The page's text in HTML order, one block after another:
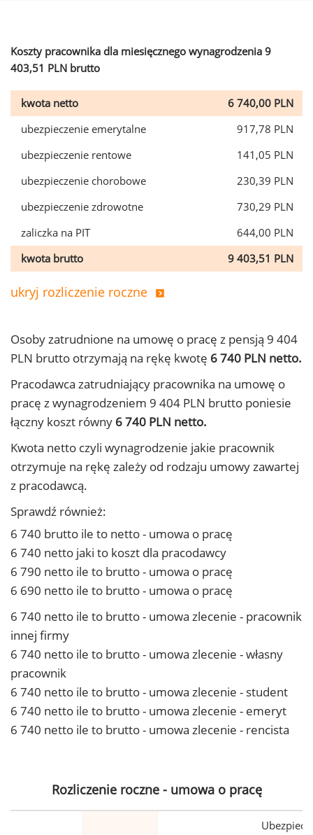
Koszty pracownika dla miesięcznego wynagrodzenia 9
403,51 PLN brutto
kwota netto
6 740,00 PLN
ubezpieczenie emerytalne
917,78 PLN
ubezpieczenie rentowe
141,05 PLN
ubezpieczenie chorobowe
230,39 PLN
ubezpieczenie zdrowotne
730,29 PLN
zaliczka na PIT
644,00 PLN
kwota brutto
9 403,51 PLN
ukryj rozliczenie roczne
Osoby zatrudnione na umowę o pracę z pensją 9 404
PLN brutto otrzymają na rękę kwotę 6 740 PLN netto.
Pracodawca zatrudniający pracownika na umowę o
pracę z wynagrodzeniem 9 404 PLN brutto poniesie
łączny koszt równy 6 740 PLN netto.
Kwota netto czyli wynagrodzenie jakie pracownik
otrzymuje na rękę zależy od rodzaju umowy zawartej
z pracodawcą.
Sprawdź również:
6 740 brutto ile to netto - umowa o pracę
6 740 netto jaki to koszt dla pracodawcy
6 790 netto ile to brutto - umowa o pracę
6 690 netto ile to brutto - umowa o pracę
6 740 netto ile to brutto - umowa zlecenie - pracownik
innej firmy
6 740 netto ile to brutto - umowa zlecenie - własny
pracownik
6 740 netto ile to brutto - umowa zlecenie - student
6 740 netto ile to brutto - umowa zlecenie - emeryt
6 740 netto ile to brutto - umowa zlecenie - rencista
Rozliczenie roczne - umowa o pracę